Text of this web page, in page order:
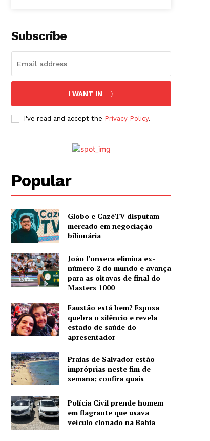
Subscribe
I WANT IN
I've read and accept the Privacy Policy.
Popular
Globo e CazéTV disputam
mercado em negociação
bilionária
João Fonseca elimina ex-
número 2 do mundo e avança
para as oitavas de final do
Masters 1000
Faustão está bem? Esposa
quebra o silêncio e revela
estado de saúde do
apresentador
Praias de Salvador estão
impróprias neste fim de
semana; confira quais
Polícia Civil prende homem
em flagrante que usava
veículo clonado na Bahia